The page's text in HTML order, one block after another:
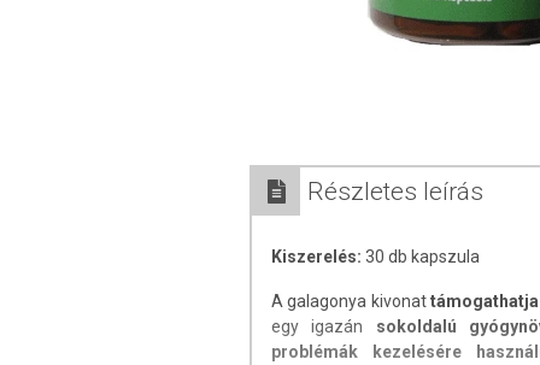
Részletes leírás
Kiszerelés: 30 db kapszula
A galagonya kivonat
egy igazán sokoldalú
problémák kezelésére